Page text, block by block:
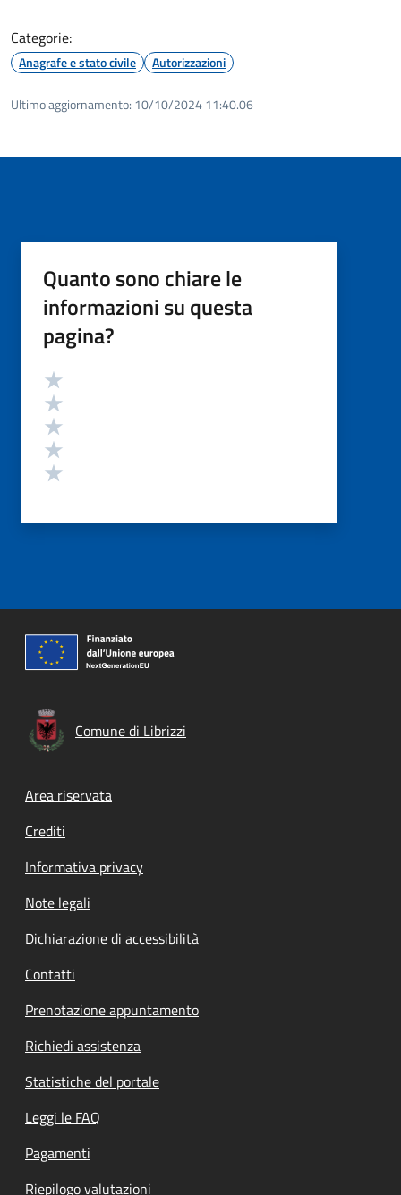
Categorie:
Anagrafe e stato civile Autorizzazioni
Ultimo aggiornamento: 10/10/2024 11:40.06
Quanto sono chiare le
informazioni su questa
pagina?
Valutazione
Comune di Librizzi
Footer menu
Area riservata
Crediti
Informativa privacy
Note legali
Dichiarazione di accessibilità
Contatti
Prenotazione appuntamento
Richiedi assistenza
Statistiche del portale
Leggi le FAQ
Pagamenti
Riepilogo valutazioni